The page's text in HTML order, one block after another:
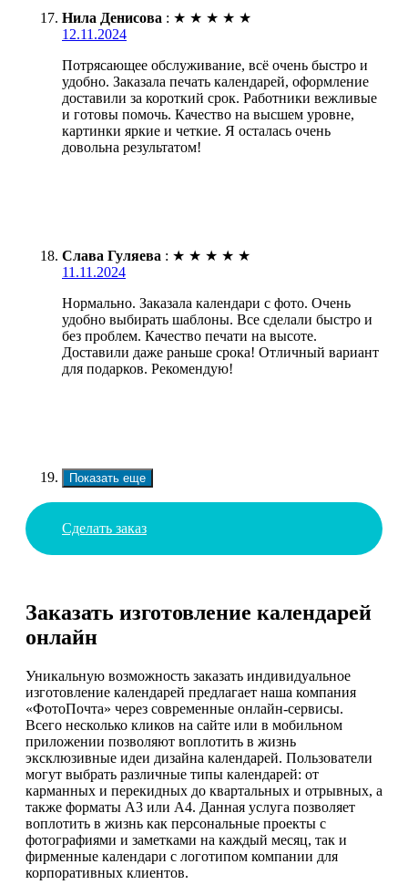
Нила Денисова : ★ ★ ★ ★ ★
12.11.2024
Потрясающее обслуживание, всё очень быстро и
удобно. Заказала печать календарей, оформление
доставили за короткий срок. Работники вежливые
и готовы помочь. Качество на высшем уровне,
картинки яркие и четкие. Я осталась очень
довольна результатом!
Слава Гуляева : ★ ★ ★ ★ ★
11.11.2024
Нормально. Заказала календари с фото. Очень
удобно выбирать шаблоны. Все сделали быстро и
без проблем. Качество печати на высоте.
Доставили даже раньше срока! Отличный вариант
для подарков. Рекомендую!
Показать еще
Сделать заказ
Заказать изготовление календарей
онлайн
Уникальную возможность заказать индивидуальное
изготовление календарей предлагает наша компания
«ФотоПочта» через современные онлайн-сервисы.
Всего несколько кликов на сайте или в мобильном
приложении позволяют воплотить в жизнь
эксклюзивные идеи дизайна календарей. Пользователи
могут выбрать различные типы календарей: от
карманных и перекидных до квартальных и отрывных, а
также форматы А3 или А4. Данная услуга позволяет
воплотить в жизнь как персональные проекты с
фотографиями и заметками на каждый месяц, так и
фирменные календари с логотипом компании для
корпоративных клиентов.